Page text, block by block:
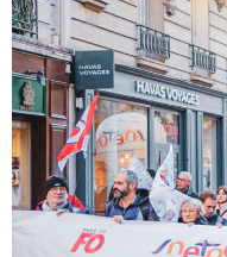
J'EN
PROFITE
!